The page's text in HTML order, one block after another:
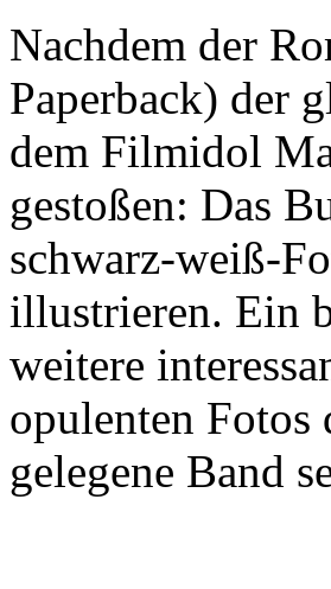
Nachdem der
Paperback) der
dem Filmidol
gestoßen: Das
schwarz-weiß-
illustrieren. Ein
weitere
opulenten Fotos
gelegene Band